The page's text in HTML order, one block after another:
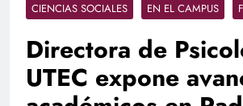
CIENCIAS SOCIALES EN EL CAMPUS
Directora de
UTEC expone